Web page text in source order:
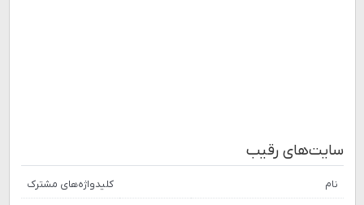
سایت‌های رقیب
نام کلیدواژه‌های مشترک